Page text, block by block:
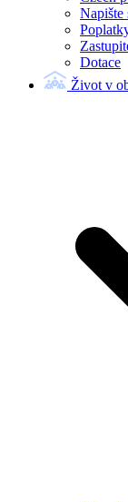
Napište
Dotace
Život v